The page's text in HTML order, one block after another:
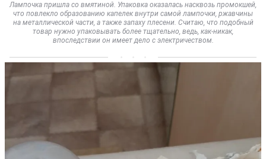
Лампочка пришла со вмятиной. Упаковка оказалась насквозь промокшей,
что повлекло образованию капелек внутри самой лампочки, ржавчины
на металлической части, а также запаху плесени. Считаю, что подобный
товар нужно упаковывать более тщательно, ведь, как-никак,
впоследствии он имеет дело с электричеством.